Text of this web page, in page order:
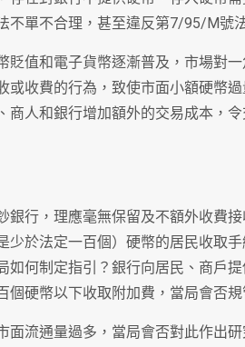
不單不合理，甚至違反第7/95/M號
貶值和電子貨幣逐漸普及，市場對
或收費的行為，致使市面小額硬幣
商人和銀行增加額外的交易成本，
銀行，理應毫無保留及不額外收費
少於法定一百個）硬幣的居民收取
如何制定指引？銀行向居民、商戶
個硬幣以下收取附加費，當局會否規
面流通量過多，當局會否對此作出